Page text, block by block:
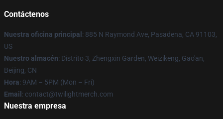
Contáctenos
Nuestra oficina principal : 885 N Raymond Ave, Pasadena, CA 91103,
US
Nuestro almacén: Distrito 3, Zhengxin Garden, Weizikeng, Gao'an,
Beijing, CN
Hora: 9AM – 5PM (Mon – Fri)
Email : contact@twilightmerch.com
Nuestra empresa